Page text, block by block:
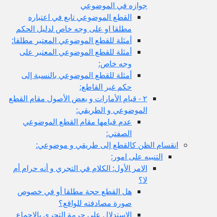
جوازه في الموضوعي
القطع الموضوعي تابع في اعتباره
مطلقا او على وجه خاص لدليل الحكم
أمثلة للقطع الموضوعي المعتبر مطلقا:
أمثلة للقطع الموضوعي المعتبر على
أمثلة للقطع الموضوعي بالنسبة إلى
٢ - قيام الأمارات و بعض الأصول مقام القطع
الموضوعي و الطريقي:
عدم قيامها مقام القطع الموضوعي
الظن كالقطع إلى طريقي و موضوعي:
التنبيه على امور:
الامر الأول: الكلام في التجري و أنه حرام أم
هل القطع حجة مطلقا أو في خصوص
صورة مصادفته للواقع؟
الاستدلال على حرمة التجري بالإجماع